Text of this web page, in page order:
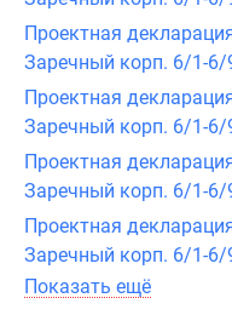
Проектная
Заречный корп. 6/1-6/
Проектная
Заречный корп. 6/1-6/
Проектная
Заречный корп. 6/1-6/
Проектная
Заречный корп. 6/1-6/
Показать ещё